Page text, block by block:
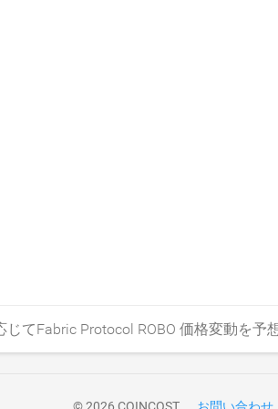
てFabric Protocol ROBO 価格変動を予